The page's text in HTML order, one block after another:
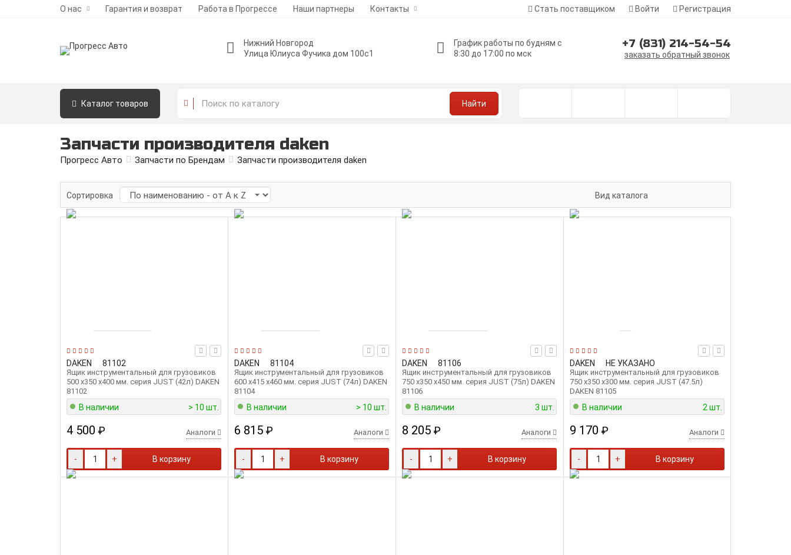
О нас Гарантия и возврат Работа в Прогрессе Наши партнеры Контакты Стать поставщиком Войти Регистрация
Нижний Новгород
Улица Юлиуса Фучика дом 100с1
График работы по будням с
8:30 до 17:00 по мск
+7 (831) 214-54-54
заказать обратный звонок
Каталог товаров Найти
Запчасти производителя daken
Прогресс Авто Запчасти по Брендам Запчасти производителя daken
Сортировка Вид каталога
DAKEN 81102
Ящик инструментальный для грузовиков
500 х350 х400 мм. серия JUST (42л) DAKEN
81102
В наличии > 10 шт.
4 500 ₽ Аналоги
- + В корзину
DAKEN 81104
Ящик инструментальный для грузовиков
600 х415 х460 мм. серия JUST (74л) DAKEN
81104
В наличии > 10 шт.
6 815 ₽ Аналоги
- + В корзину
DAKEN 81106
Ящик инструментальный для грузовиков
750 х350 х450 мм. серия JUST (75л) DAKEN
81106
В наличии 3 шт.
8 205 ₽ Аналоги
- + В корзину
DAKEN НЕ УКАЗАНО
Ящик инструментальный для грузовиков
750 х350 х300 мм. серия JUST (47.5л)
DAKEN 81105
В наличии 2 шт.
9 170 ₽ Аналоги
- + В корзину